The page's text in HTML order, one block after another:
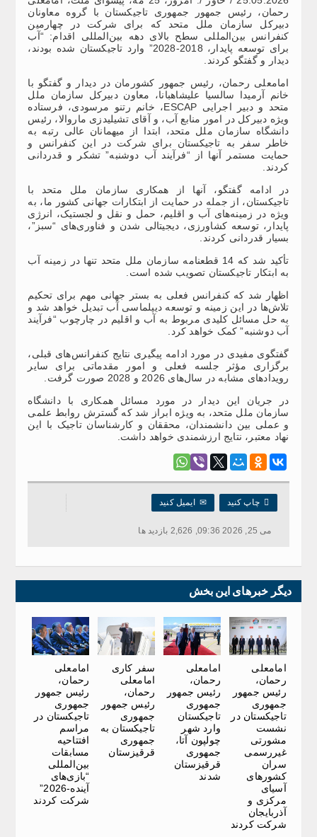
رحمان، رئیس جمهور جمهوری تاجیکستان با گروه معاونان
دبیرکل سازمان ملل متحد که برای شرکت در چهارمین
کنفرانس بین‌المللی سطح بالای دهه بین‌المللی اقدام: “آب
برای توسعه پایدار، 2018-2028” وارد تاجیکستان شده بودند،
دیدار و گفتگو کردند.
امامعلی رحمان، رئیس جمهور کشورمان در دیدار و گفتگو با
خانم آرمیدا سالسیا علیشاهبانا، معاون دبیرکل سازمان ملل
متحد و دبیر اجرایی ESCAP، خانم رتنو مرسودی، فرستاده
ویژه دبیرکل در امور منابع آب، و آقای تشیلیدزی ماروالا، رئیس
دانشگاه سازمان ملل متحد، ابتدا از میهمانان عالی رتبه به
خاطر سفر به تاجیکستان برای شرکت در این کنفرانس و
حمایت مستمر آنها از “فرآیند آب دوشنبه” تشکر و قدردانی
کردند.
در ادامه گفتگو، آنها از همکاری سازمان ملل متحد با
تاجیکستان، از جمله در حمایت از ابتکارات جهانی کشور ما، به
ویژه در زمینه‌های آب و اقلیم، حمل و نقل و لجستیک، انرژی
پایدار، توسعه کشاورزی، دیجیتالی شدن و فناوری‌های “سبز”،
بسیار قدردانی کردند.
تأکید شد که 14 قطعنامه سازمان ملل متحد تنها در زمینه آب
به ابتکار تاجیکستان تصویب شده است.
اظهار شد که کنفرانس فعلی به بستر جهانی مهم برای تحکیم
تلاش‌ها در این زمینه و توسعه دیپلماسی آب تبدیل خواهد شد و
به حل مسائل کلیدی مربوط به آب و اقلیم در چارچوب “فرآیند
آب دوشنبه” کمک خواهد کرد.
گفتگوی مفیدی در مورد ادامه پیگیری نتایج کنفرانس‌های قبلی،
برگزاری مؤثر جلسه فعلی و امور مقدماتی برای سایر
رویدادهای مشابه در سال‌های 2026 و 2028 صورت گرفت.
در جریان این دیدار در مورد مسائل همکاری با دانشگاه
سازمان ملل متحد، به ویژه ابراز شد که گسترش روابط علمی
و عملی بین دانشمندان، محققان و کارشناسان تاجیک با این
نهاد معتبر، نتایج ارزشمندی خواهد داشت.
 چاپ کنید ✉ایمیل کنید
می 25, 2026 09:36, 2,626 بازدید ها
دیگر خبرهای این بخش
امامعلی
رحمان،
رئیس جمهور
جمهوری
تاجیکستان در
نشست
مشورتی
غیررسمی
سران
کشورهای
آسیای
مرکزی و
آذربایجان
شرکت کردند
امامعلی
رحمان،
رئیس جمهور
جمهوری
تاجیکستان
وارد شهر
چولپون آتا،
جمهوری
قرقیزستان
شدند
سفر کاری
امامعلی
رحمان،
رئیس جمهور
جمهوری
تاجیکستان به
جمهوری
قرقیزستان
امامعلی
رحمان،
رئیس جمهور
جمهوری
تاجیکستان در
مراسم
افتتاحیه
مسابقات
بین‌المللی
“بازی‌های
آینده-2026”
شرکت کردند